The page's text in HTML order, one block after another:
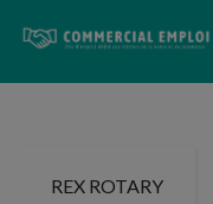
REX ROTARY